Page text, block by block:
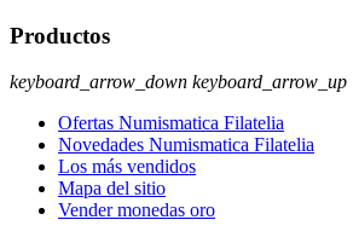
Productos
keyboard_arrow_down keyboard_arrow_up
Ofertas Numismatica Filatelia
Novedades Numismatica Filatelia
Los más vendidos
Mapa del sitio
Vender monedas oro